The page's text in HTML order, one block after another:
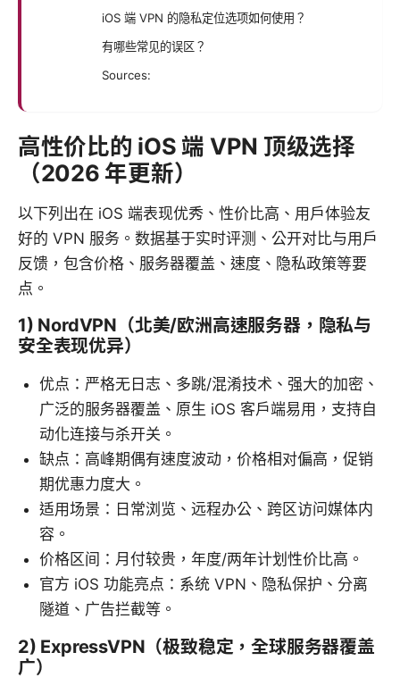
iOS 端 VPN 的隐私定位选项如何使用？
有哪些常见的误区？
Sources:
高性价比的 iOS 端 VPN 顶级选择
（2026 年更新）
以下列出在 iOS 端表现优秀、性价比高、用户体验友
好的 VPN 服务。数据基于实时评测、公开对比与用户
反馈，包含价格、服务器覆盖、速度、隐私政策等要
点。
1) NordVPN（北美/欧洲高速服务器，隐私与
安全表现优异）
优点：严格无日志、多跳/混淆技术、强大的加密、
广泛的服务器覆盖、原生 iOS 客户端易用，支持自
动化连接与杀开关。
缺点：高峰期偶有速度波动，价格相对偏高，促销
期优惠力度大。
适用场景：日常浏览、远程办公、跨区访问媒体内
容。
价格区间：月付较贵，年度/两年计划性价比高。
官方 iOS 功能亮点：系统 VPN、隐私保护、分离
隧道、广告拦截等。
2) ExpressVPN（极致稳定，全球服务器覆盖
广）